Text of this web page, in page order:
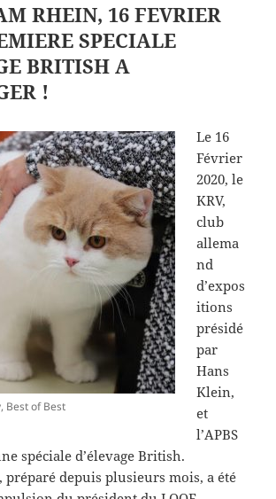
RHEIN, 16 FEVRIER
SPECIALE
BRITISH A
!
Best of Best
Le 16
Février
2020, le
KRV,
club
allema
nd
d’expos
itions
présidé
par
Hans
Klein,
et
l’APBS
spéciale d’élevage British.
préparé depuis plusieurs mois, a été